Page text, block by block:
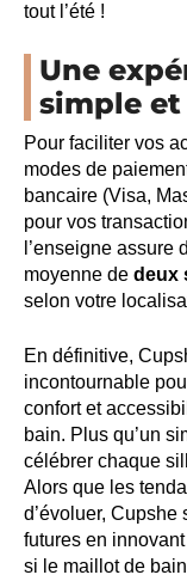
tout l’été !
Une
simple
Pour faciliter vos
modes de
bancaire (Visa,
pour vos
l’enseigne
moyenne de deux
selon votre
En définitive,
incontournable
confort et
bain. Plus qu’un
célébrer chaque
Alors que les
d’évoluer, Cupshe
futures en
si le maillot de